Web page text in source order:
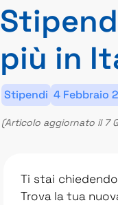
più in
Stipendi 4 Febbraio
(Articolo aggiornato il 7
Ti stai
Trova la tua